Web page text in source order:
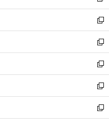
開
く
ウ
で
開
く
ン
ド
ウ
で
開
く
ウ
ィ
ン
ド
ウ
で
開
く
し
い
ウ
ィ
ン
ド
ウ
で
開
く
新
し
い
ウ
ィ
ン
ド
ウ
で
開
新
し
い
ウ
ィ
ン
ド
ウ
新
し
い
ウ
ィ
ン
新
し
い
ウ
新
し